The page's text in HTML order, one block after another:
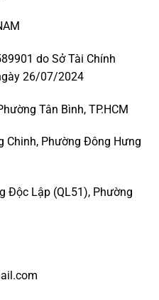
do Sở Tài Chính
26/07/2024
Tân Bình, TP.HCM
Chinh, Phường Đông Hưng
Độc Lập (QL51), Phường